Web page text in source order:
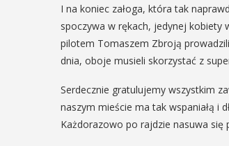
I na koniec załoga, która tak
spoczywa w rękach, jedynej kobiety
pilotem Tomaszem Zbroją
dnia, oboje musieli skorzystać z
Serdecznie gratulujemy wszystkim
naszym mieście ma tak wspaniałą i
Każdorazowo po rajdzie nasuwa się
Myślenicach odbędzie się
Turnieju Myślimira.
organizowane przez
w Myślenicach
SZCZEGÓŁY
będą